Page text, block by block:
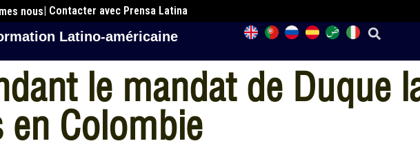
nous| Contacter avec Prensa Latina
Latino-américaine
le mandat de Duque
Colombie